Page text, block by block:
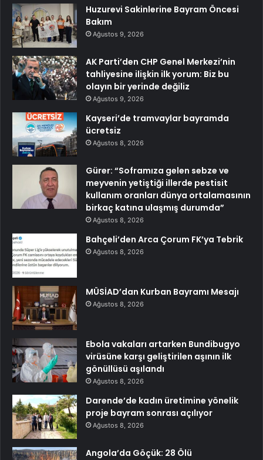
Huzurevi Sakinlerine Bayram Öncesi
Bakım
Ağustos 9, 2026
AK Parti’den CHP Genel Merkezi’nin
tahliyesine ilişkin ilk yorum: Biz bu
olayın bir yerinde değiliz
Ağustos 9, 2026
Kayseri’de tramvaylar bayramda
ücretsiz
Ağustos 8, 2026
Gürer: “Soframıza gelen sebze ve
meyvenin yetiştiği illerde pestisit
kullanım oranları dünya ortalamasının
birkaç katına ulaşmış durumda”
Ağustos 8, 2026
Bahçeli’den Arca Çorum FK’ya Tebrik
Ağustos 8, 2026
MÜSİAD’dan Kurban Bayramı Mesajı
Ağustos 8, 2026
Ebola vakaları artarken Bundibugyo
virüsüne karşı geliştirilen aşının ilk
gönüllüsü aşılandı
Ağustos 8, 2026
Darende’de kadın üretimine yönelik
proje bayram sonrası açılıyor
Ağustos 8, 2026
Angola’da Göçük: 28 Ölü